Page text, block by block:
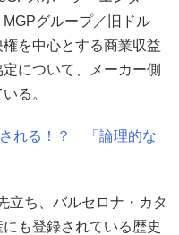
グループ／旧ドル
を中心とする商業収益
について、メーカー側
る。
れる！？ 「論理的な
立ち、バルセロナ・カタ
も登録されている歴史